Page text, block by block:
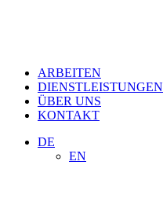
ARBEITEN
DIENSTLEISTUNGEN
ÜBER UNS
KONTAKT
DE
EN